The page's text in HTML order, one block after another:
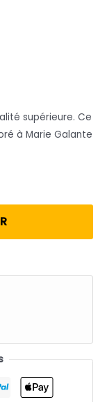
supérieure. Ce
à Marie Galante